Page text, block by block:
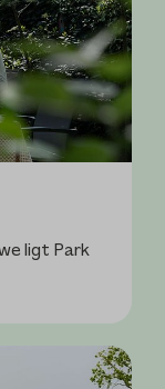
ligt Park